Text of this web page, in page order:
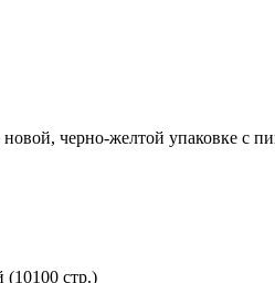
черно-желтой упаковке с
стр.)